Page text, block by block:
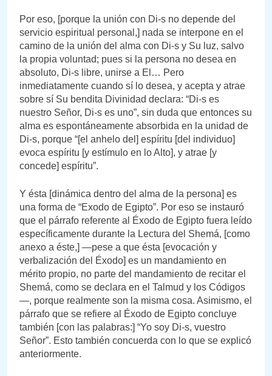
Por eso, [porque la unión con Di-s no depende del
servicio espiritual personal,] nada se interpone en el
camino de la unión del alma con Di-s y Su luz, salvo
la propia voluntad; pues si la persona no desea en
absoluto, Di-s libre, unirse a El… Pero
inmediatamente cuando sí lo desea, y acepta y atrae
sobre sí Su bendita Divinidad declara: “Di-s es
nuestro Señor, Di-s es uno”, sin duda que entonces su
alma es espontáneamente absorbida en la unidad de
Di-s, porque “[el anhelo del] espíritu [del individuo]
evoca espíritu [y estímulo en lo Alto], y atrae [y
concede] espíritu”.
Y ésta [dinámica dentro del alma de la persona] es
una forma de “Exodo de Egipto”. Por eso se instauró
que el párrafo referente al Éxodo de Egipto fuera leído
específicamente durante la Lectura del Shemá, [como
anexo a éste,] —pese a que ésta [evocación y
verbalización del Éxodo] es un mandamiento en
mérito propio, no parte del mandamiento de recitar el
Shemá, como se declara en el Talmud y los Códigos
—, porque realmente son la misma cosa. Asimismo, el
párrafo que se refiere al Éxodo de Egipto concluye
también [con las palabras:] “Yo soy Di-s, vuestro
Señor”. Esto también concuerda con lo que se explicó
anteriormente.